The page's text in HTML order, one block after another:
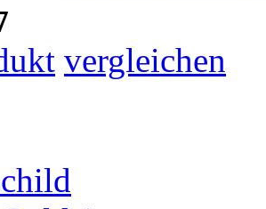
vergleichen